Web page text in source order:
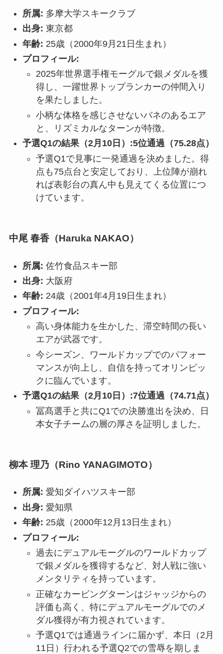
所属: 多摩大学スキークラブ
出身: 東京都
年齢: 25歳（2000年9月21日生まれ）
プロフィール:
2025年世界選手権モーグルで銀メダルを獲
得し、一躍世界トップランカーの仲間入り
を果たしました。
小柄な体格を感じさせないバネのあるエア
と、リズミカルなターンが特徴。
予選Q1の結果（2月10日）:5位通過（75.28点）
予選Q1で見事に一発通過を決めました。得
点も75点台と安定しており、上位陣が崩れ
れば表彰台の真ん中も見えてくる位置につ
けています。
中尾 春香（Haruka NAKAO）
所属: 佐竹食品スキー部
出身: 大阪府
年齢: 24歳（2001年4月19日生まれ）
プロフィール:
高い身体能力を生かした、滞空時間の長い
エアが武器です。
今シーズン、ワールドカップでのパフォー
マンスが向上し、自信を持ってオリンピッ
クに臨んでいます。
予選Q1の結果（2月10日）:7位通過（74.71点）
冨髙選手と共にQ1での決勝進出を決め、日
本女子チームの層の厚さを証明しました。
柳本 理乃（Rino YANAGIMOTO）
所属: 愛知ダイハツスキー部
出身: 愛知県
年齢: 25歳（2000年12月13日生まれ）
プロフィール:
過去にデュアルモーグルのワールドカップ
で銀メダルを獲得するなど、対人戦に強い
メンタリティを持っています。
正確なカービングターンはジャッジからの
評価も高く、特にデュアルモーグルでのメ
ダル獲得が有力視されています。
予選Q1では通過ラインに届かず、本日（2月
11日）行われる予選Q2での雪辱を期しま